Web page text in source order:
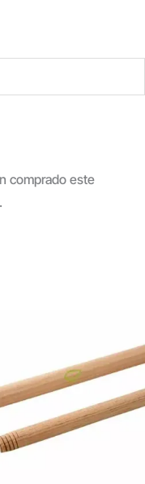
comprado este